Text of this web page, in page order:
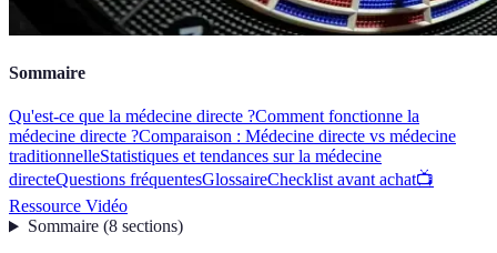
Sommaire
Qu'est-ce que la médecine directe ?Comment fonctionne la
médecine directe ?Comparaison : Médecine directe vs médecine
traditionnelleStatistiques et tendances sur la médecine
directeQuestions fréquentesGlossaireChecklist avant achat📺
Ressource Vidéo
Sommaire(8 sections)